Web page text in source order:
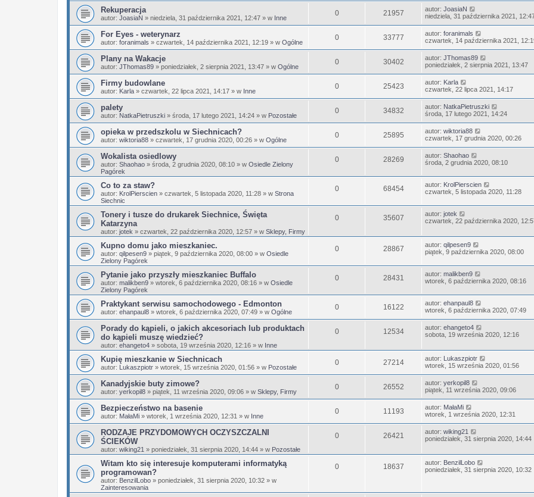
Rekuperacja
autor: JoasiaN » niedziela, 31 października 2021, 12:47 » w Inne
0 21957 autor: JoasiaN
niedziela, 31 października 2021,
For Eyes - weterynarz
autor: foranimals » czwartek, 14 października 2021, 12:19 » w Ogólne
0 33777 autor: foranimals
czwartek, 14 października 2021,
Plany na Wakacje
autor: JThomas89 » poniedziałek, 2 sierpnia 2021, 13:47 » w Ogólne
0 30402 autor: JThomas89
poniedziałek, 2 sierpnia 2021, 13:47
Firmy budowlane
autor: Karla » czwartek, 22 lipca 2021, 14:17 » w Inne
0 25423 autor: Karla
czwartek, 22 lipca 2021, 14:17
palety
autor: NatkaPietruszki » środa, 17 lutego 2021, 14:24 » w Pozostałe
0 34832 autor: NatkaPietruszki
środa, 17 lutego 2021, 14:24
opieka w przedszkolu w Siechnicach?
autor: wiktoria88 » czwartek, 17 grudnia 2020, 00:26 » w Ogólne
0 25895 autor: wiktoria88
czwartek, 17 grudnia 2020, 00:26
Wokalista osiedlowy
autor: Shaohao » środa, 2 grudnia 2020, 08:10 » w Osiedle Zielony
Pagórek
0 28269 autor: Shaohao
środa, 2 grudnia 2020, 08:10
Co to za staw?
autor: KrolPierscien » czwartek, 5 listopada 2020, 11:28 » w Strona
Siechnic
0 68454 autor: KrolPierscien
czwartek, 5 listopada 2020, 11:28
Tonery i tusze do drukarek Siechnice, Święta
Katarzyna
autor: jotek » czwartek, 22 października 2020, 12:57 » w Sklepy, Firmy
0 35607 autor: jotek
czwartek, 22 października 2020,
Kupno domu jako mieszkaniec.
autor: qilpesen9 » piątek, 9 października 2020, 08:00 » w Osiedle
Zielony Pagórek
0 28867 autor: qilpesen9
piątek, 9 października 2020, 08:00
Pytanie jako przyszły mieszkaniec Buffalo
autor: malikben9 » wtorek, 6 października 2020, 08:16 » w Osiedle
Zielony Pagórek
0 28431 autor: malikben9
wtorek, 6 października 2020, 08:16
Praktykant serwisu samochodowego - Edmonton
autor: ehanpaul8 » wtorek, 6 października 2020, 07:49 » w Ogólne
0 16122 autor: ehanpaul8
wtorek, 6 października 2020, 07:49
Porady do kąpieli, o jakich akcesoriach lub produktach
do kąpieli muszę wiedzieć?
autor: ehangeto4 » sobota, 19 września 2020, 12:16 » w Inne
0 12534 autor: ehangeto4
sobota, 19 września 2020, 12:16
Kupię mieszkanie w Siechnicach
autor: Lukaszpiotr » wtorek, 15 września 2020, 01:56 » w Pozostałe
0 27214 autor: Lukaszpiotr
wtorek, 15 września 2020, 01:56
Kanadyjskie buty zimowe?
autor: yerkopil8 » piątek, 11 września 2020, 09:06 » w Sklepy, Firmy
0 26552 autor: yerkopil8
piątek, 11 września 2020, 09:06
Bezpieczeństwo na basenie
autor: MałaMi » wtorek, 1 września 2020, 12:31 » w Inne
0 11193 autor: MałaMi
wtorek, 1 września 2020, 12:31
RODZAJE PRZYDOMOWYCH OCZYSZCZALNI
ŚCIEKÓW
autor: wiking21 » poniedziałek, 31 sierpnia 2020, 14:44 » w Pozostałe
0 26421 autor: wiking21
poniedziałek, 31 sierpnia 2020, 14:44
Witam kto się interesuje komputerami informatyką
programowan?
autor: BenzilLobo » poniedziałek, 31 sierpnia 2020, 10:32 » w
Zainteresowania
0 18637 autor: BenzilLobo
poniedziałek, 31 sierpnia 2020, 10:32